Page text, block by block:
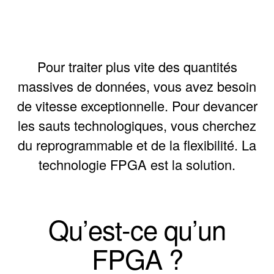
Pour traiter plus vite des quantités
massives de données, vous avez besoin
de vitesse exceptionnelle. Pour devancer
les sauts technologiques, vous cherchez
du reprogrammable et de la flexibilité. La
technologie FPGA est la solution.
Qu’est-ce qu’un
FPGA ?